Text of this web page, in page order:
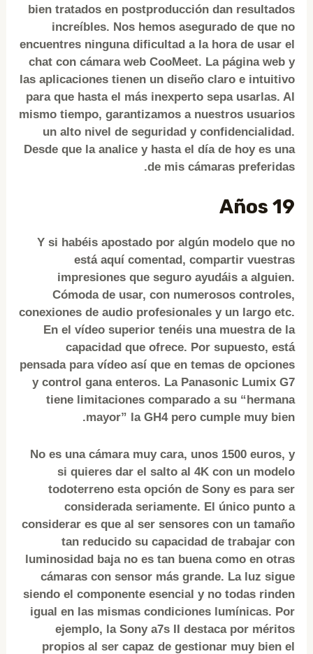
bien tratados en postproducción dan resultados
increíbles. Nos hemos asegurado de que no
encuentres ninguna dificultad a la hora de usar el
chat con cámara web CooMeet. La página web y
las aplicaciones tienen un diseño claro e intuitivo
para que hasta el más inexperto sepa usarlas. Al
mismo tiempo, garantizamos a nuestros usuarios
un alto nivel de seguridad y confidencialidad.
Desde que la analice y hasta el día de hoy es una
de mis cámaras preferidas.
19 Años
Y si habéis apostado por algún modelo que no
está aquí comentad, compartir vuestras
impresiones que seguro ayudáis a alguien.
Cómoda de usar, con numerosos controles,
conexiones de audio profesionales y un largo etc.
En el vídeo superior tenéis una muestra de la
capacidad que ofrece. Por supuesto, está
pensada para vídeo así que en temas de opciones
y control gana enteros. La Panasonic Lumix G7
tiene limitaciones comparado a su “hermana
mayor” la GH4 pero cumple muy bien.
No es una cámara muy cara, unos 1500 euros, y
si quieres dar el salto al 4K con un modelo
todoterreno esta opción de Sony es para ser
considerada seriamente. El único punto a
considerar es que al ser sensores con un tamaño
tan reducido su capacidad de trabajar con
luminosidad baja no es tan buena como en otras
cámaras con sensor más grande. La luz sigue
siendo el componente esencial y no todas rinden
igual en las mismas condiciones lumínicas. Por
ejemplo, la Sony a7s II destaca por méritos
propios al ser capaz de gestionar muy bien el